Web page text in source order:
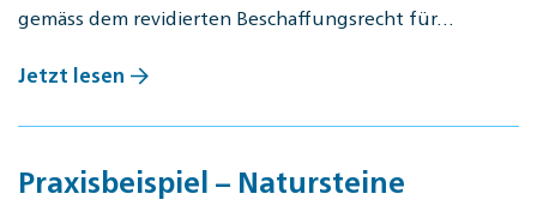
gemäss dem revidierten Beschaffungsrecht für…
Jetzt lesen
Praxisbeispiel – Natursteine